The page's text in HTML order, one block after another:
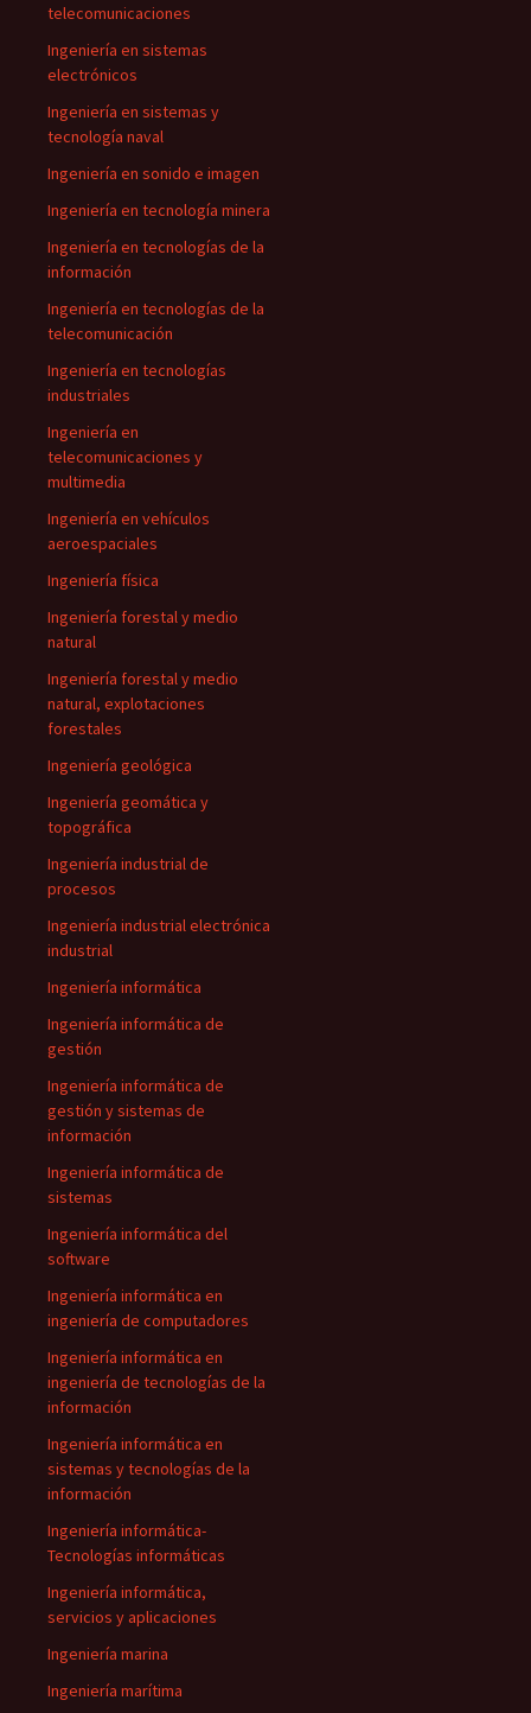
telecomunicaciones
Ingeniería en sistemas
electrónicos
Ingeniería en sistemas y
tecnología naval
Ingeniería en sonido e imagen
Ingeniería en tecnología minera
Ingeniería en tecnologías de la
información
Ingeniería en tecnologías de la
telecomunicación
Ingeniería en tecnologías
industriales
Ingeniería en
telecomunicaciones y
multimedia
Ingeniería en vehículos
aeroespaciales
Ingeniería física
Ingeniería forestal y medio
natural
Ingeniería forestal y medio
natural, explotaciones
forestales
Ingeniería geológica
Ingeniería geomática y
topográfica
Ingeniería industrial de
procesos
Ingeniería industrial electrónica
industrial
Ingeniería informática
Ingeniería informática de
gestión
Ingeniería informática de
gestión y sistemas de
información
Ingeniería informática de
sistemas
Ingeniería informática del
software
Ingeniería informática en
ingeniería de computadores
Ingeniería informática en
ingeniería de tecnologías de la
información
Ingeniería informática en
sistemas y tecnologías de la
información
Ingeniería informática-
Tecnologías informáticas
Ingeniería informática,
servicios y aplicaciones
Ingeniería marina
Ingeniería marítima